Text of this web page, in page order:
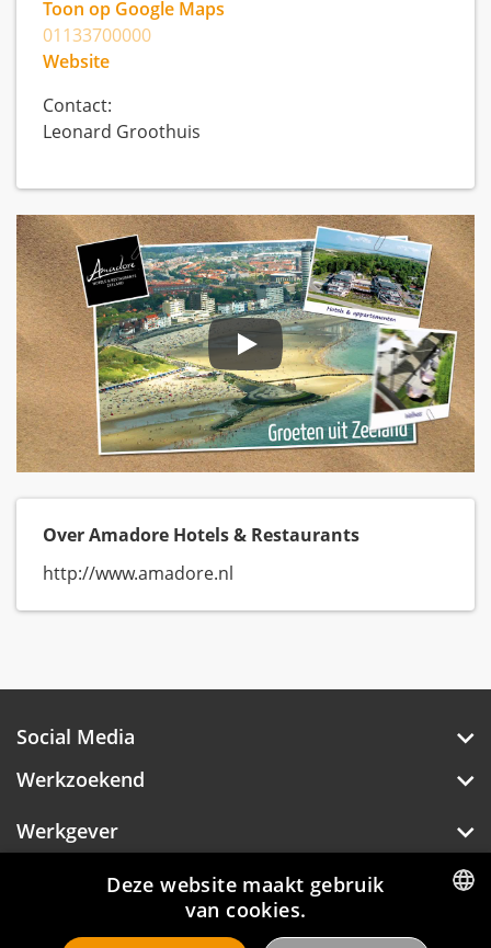
Toon op Google Maps
01133700000
Website
Contact:
Leonard Groothuis
Over Amadore Hotels & Restaurants
http://www.amadore.nl
Social Media
Werkzoekend
Werkgever
Over Hotelprofessionals
DUTCH
Deze website maakt gebruik
van cookies.